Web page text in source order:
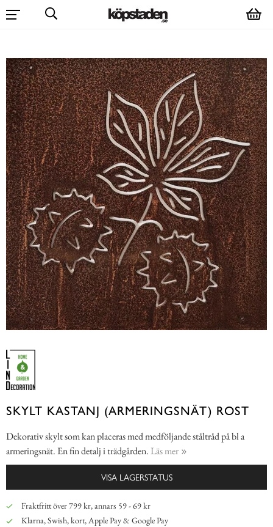
SKYLT KASTANJ (ARMERINGSNÄT) ROST
Dekorativ skylt som kan placeras med medföljande ståltråd på bl a
armeringsnät. En fin detalj i trädgården. Läs mer
VISA LAGERSTATUS
Fraktfritt över 799 kr, annars 59 - 69 kr
Klarna, Swish, kort, Apple Pay & Google Pay